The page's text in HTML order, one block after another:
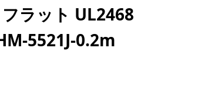
ラット UL2468
5521J-0.2m